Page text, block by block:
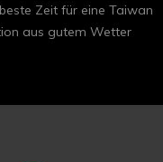
Zeit für eine Taiwan
aus gutem Wetter